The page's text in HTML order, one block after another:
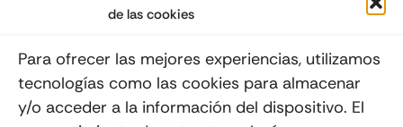
de las cookies
Para ofrecer las mejores experiencias, utilizamos
tecnologías como las cookies para almacenar
y/o acceder a la información del dispositivo. El